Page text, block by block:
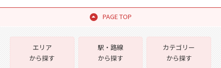
PAGE TOP
エリア
から探す
駅・路線
から探す
カテゴリー
から探す